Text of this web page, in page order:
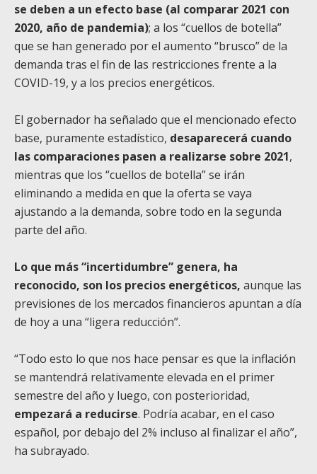
se deben a un efecto base (al comparar 2021 con
2020, año de pandemia); a los “cuellos de botella”
que se han generado por el aumento “brusco” de la
demanda tras el fin de las restricciones frente a la
COVID-19, y a los precios energéticos.
El gobernador ha señalado que el mencionado efecto
base, puramente estadístico, desaparecerá cuando
las comparaciones pasen a realizarse sobre 2021,
mientras que los “cuellos de botella” se irán
eliminando a medida en que la oferta se vaya
ajustando a la demanda, sobre todo en la segunda
parte del año.
Lo que más “incertidumbre” genera, ha
reconocido, son los precios energéticos, aunque las
previsiones de los mercados financieros apuntan a día
de hoy a una “ligera reducción”.
“Todo esto lo que nos hace pensar es que la inflación
se mantendrá relativamente elevada en el primer
semestre del año y luego, con posterioridad,
empezará a reducirse. Podría acabar, en el caso
español, por debajo del 2% incluso al finalizar el año”,
ha subrayado.